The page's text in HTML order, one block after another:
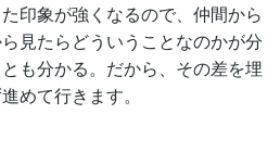
印象が強くなるので、仲間から
見たらどういうことなのかが分
も分かる。だから、その差を埋
めて行きます。